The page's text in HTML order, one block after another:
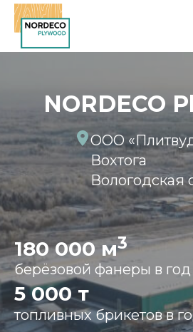
NORDECO
ООО
Вохтога
Вологодская
180 000 м3
берёзовой фанеры в год
5 000 т
топливных брикетов в